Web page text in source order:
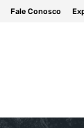
Fale Conosco